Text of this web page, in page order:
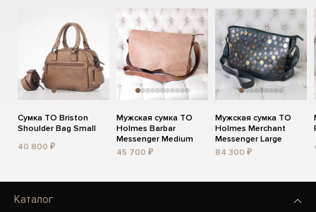
Сумка TO Briston
Shoulder Bag Small
40 800 ₽
Мужская сумка TO
Holmes Barbar
Messenger Medium
45 700 ₽
Мужская сумка TO
Holmes Merchant
Messenger Large
84 300 ₽
Каталог